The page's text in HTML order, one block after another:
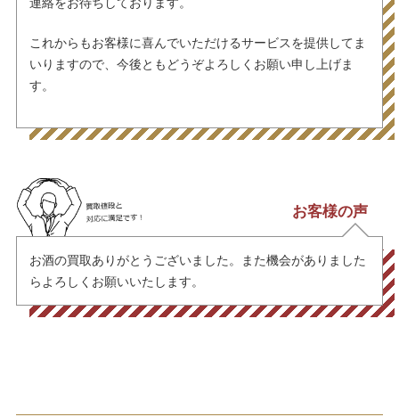
連絡をお待ちしております。
これからもお客様に喜んでいただけるサービスを提供してま
いりますので、今後ともどうぞよろしくお願い申し上げま
す。
お客様の声
お酒の買取ありがとうございました。また機会がありました
らよろしくお願いいたします。